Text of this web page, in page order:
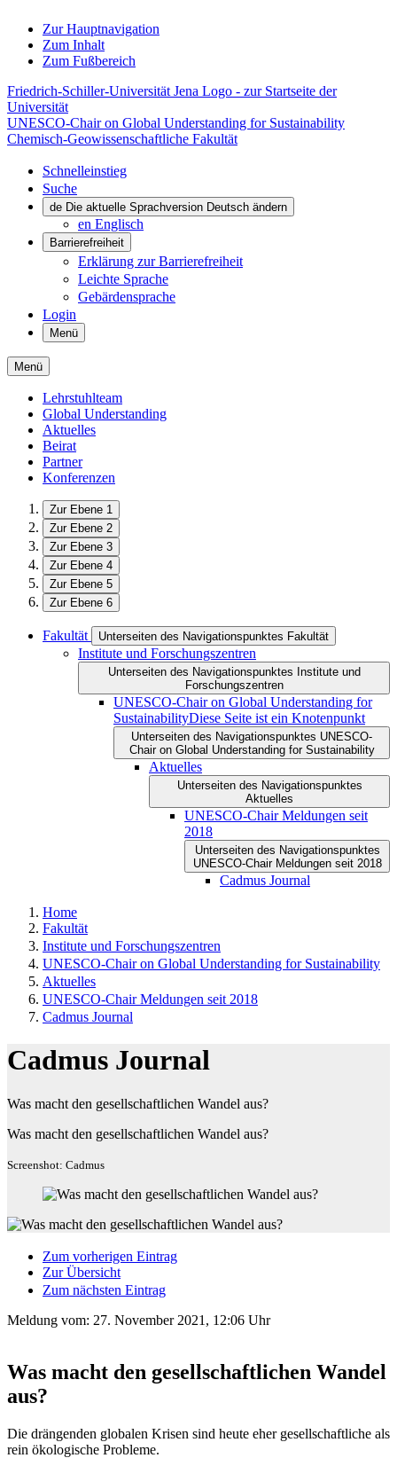
Zur Hauptnavigation
Zum Inhalt
Zum Fußbereich
Friedrich-Schiller-Universität Jena Logo - zur Startseite der
Universität
UNESCO-Chair on Global Understanding for Sustainability
Chemisch-Geowissenschaftliche Fakultät
Schnelleinstieg
Suche
de Die aktuelle Sprachversion Deutsch ändern
en Englisch
Barrierefreiheit
Erklärung zur Barrierefreiheit
Leichte Sprache
Gebärdensprache
Login
Menü
Menü
Lehrstuhlteam
Global Understanding
Aktuelles
Beirat
Partner
Konferenzen
Zur Ebene 1
Zur Ebene 2
Zur Ebene 3
Zur Ebene 4
Zur Ebene 5
Zur Ebene 6
Fakultät Unterseiten des Navigationspunktes Fakultät
Institute und Forschungszentren
Unterseiten des Navigationspunktes Institute und
Forschungszentren
UNESCO-Chair on Global Understanding for
SustainabilityDiese Seite ist ein Knotenpunkt
Unterseiten des Navigationspunktes UNESCO-
Chair on Global Understanding for Sustainability
Aktuelles
Unterseiten des Navigationspunktes
Aktuelles
UNESCO-Chair Meldungen seit
2018
Unterseiten des Navigationspunktes
UNESCO-Chair Meldungen seit 2018
Cadmus Journal
Home
Fakultät
Institute und Forschungszentren
UNESCO-Chair on Global Understanding for Sustainability
Aktuelles
UNESCO-Chair Meldungen seit 2018
Cadmus Journal
Cadmus Journal
Was macht den gesellschaftlichen Wandel aus?
Was macht den gesellschaftlichen Wandel aus?
Screenshot: Cadmus
Zum vorherigen Eintrag
Zur Übersicht
Zum nächsten Eintrag
Meldung vom: 27. November 2021, 12:06 Uhr
Was macht den gesellschaftlichen Wandel
aus?
Die drängenden globalen Krisen sind heute eher gesellschaftliche als
rein ökologische Probleme.